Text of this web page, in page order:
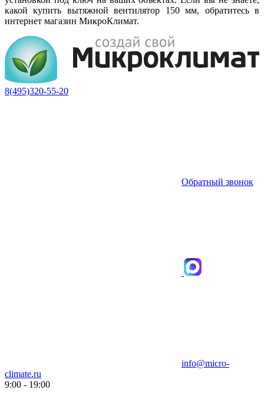
какой купить вытяжной вентилятор 150 мм, обратитесь в
интернет магазин МикроКлимат.
8(495)320-55-20
Обратный звонок
info@micro-
climate.ru
9:00 - 19:00